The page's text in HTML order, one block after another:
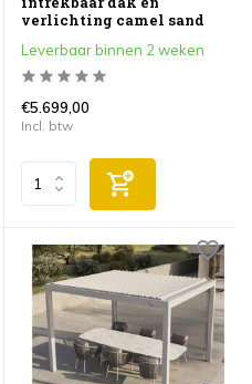
verlichting camel sand
Leverbaar binnen 2 weken
€5.699,00
Incl. btw